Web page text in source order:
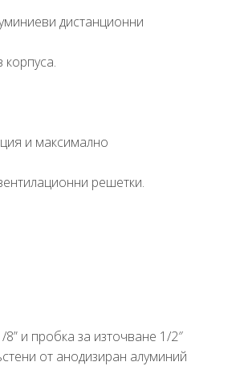
дистанционни
и максимално
решетки.
и пробка за източване 1/2″
от анодизиран алуминий